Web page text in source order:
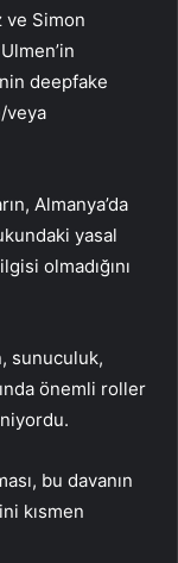
ve Simon
deepfake
veya
Almanya’da
yasal
olmadığını
sunuculuk,
önemli roller
bu davanın
kısmen